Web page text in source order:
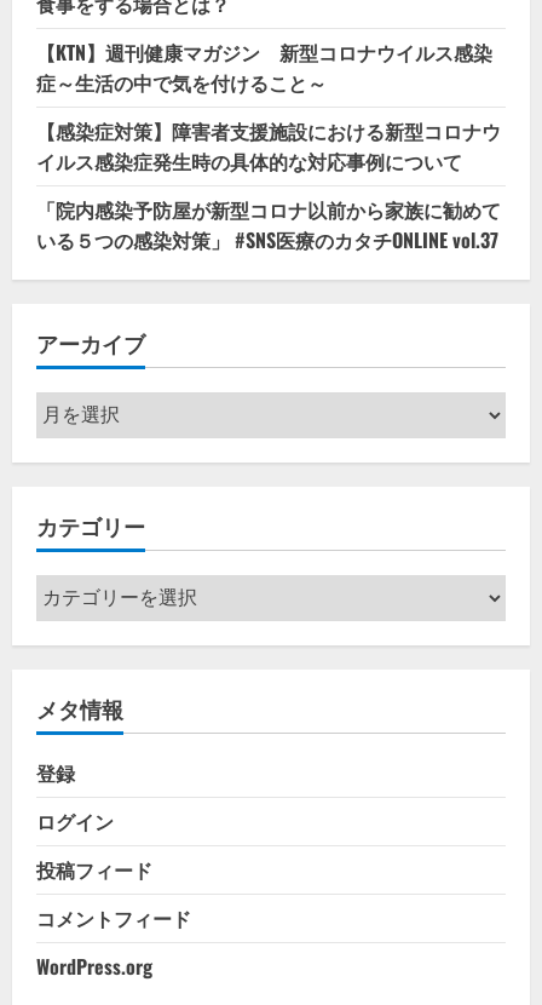
【KTN】週刊健康マガジン 新型コロナウイルス感染
症～生活の中で気を付けること～
【感染症対策】障害者支援施設における新型コロナウ
イルス感染症発生時の具体的な対応事例について
「院内感染予防屋が新型コロナ以前から家族に勧めて
いる５つの感染対策」 #SNS医療のカタチONLINE vol.37
アーカイブ
ア
ー
カ
ブ
カテゴリー
カ
テ
ゴ
ー
メタ情報
登録
ログイン
投稿フィード
コメントフィード
WordPress.org